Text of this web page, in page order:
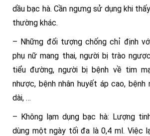
dầu bạc hà. Cần ngưng sử dụng khi
thường khác.
– Những đối tượng chống chỉ định
phụ nữ mang thai, người bị trào
tiểu đường, người bị bệnh về tim
nhược, bệnh nhân huyết áp cao, bệnh
dài, …
– Không lạm dụng bạc hà: Lượng
dùng một ngày tối đa là 0,4 ml. Việc